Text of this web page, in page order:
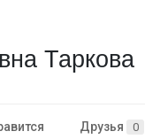
Таркова
Друзья 0